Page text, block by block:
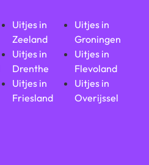
Uitjes in
Zeeland
Uitjes in
Drenthe
Uitjes in
Friesland
Uitjes in
Groningen
Uitjes in
Flevoland
Uitjes in
Overijssel